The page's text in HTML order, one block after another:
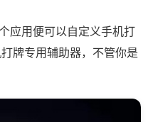
应用便可以自定义手机打
牌专用辅助器，不管你是